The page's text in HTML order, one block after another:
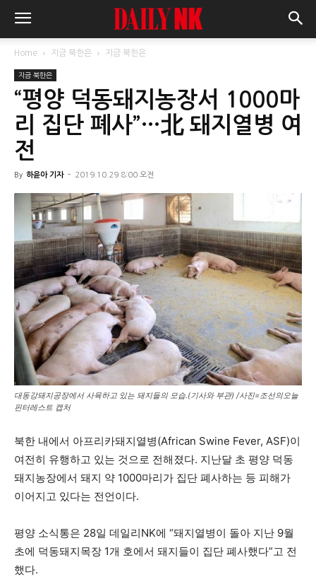
Home 지금 북한은 지금 북한은
지금 북한은
“평양 덕동돼지농장서 1000마
리 집단 폐사”…北 돼지열병 여
전
By 하윤아 기자 - 2019.10.29 8:00 오전
대동강돼지공장에서 사육하고 있는 돼지들의 모습.(기사와 부관) /사진=조선의오늘
핀터레스트 캡처
북한 내에서 아프리카돼지열병(African Swine Fever, ASF)이
여전히 유행하고 있는 것으로 전해졌다. 지난달 초 평양 덕동
돼지농장에서 돼지 약 1000마리가 집단 폐사하는 등 피해가
이어지고 있다는 전언이다.
평양 소식통은 28일 데일리NK에 “돼지열병이 돌아 지난 9월
초에 덕동돼지목장 1개 호에서 돼지들이 집단 폐사했다”고 전
했다.